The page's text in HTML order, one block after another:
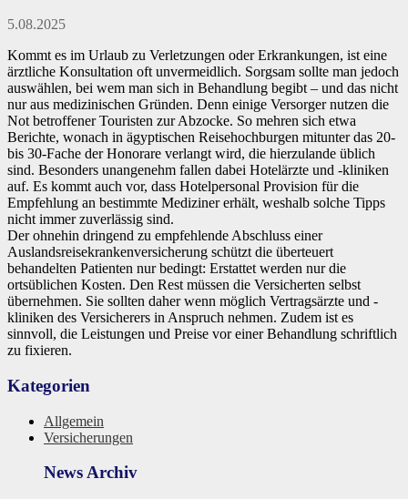
5.08.2025
Kommt es im Urlaub zu Verletzungen oder Erkrankungen, ist eine
ärztliche Konsultation oft unvermeidlich. Sorgsam sollte man jedoch
auswählen, bei wem man sich in Behandlung begibt – und das nicht
nur aus medizinischen Gründen. Denn einige Versorger nutzen die
Not betroffener Touristen zur Abzocke. So mehren sich etwa
Berichte, wonach in ägyptischen Reisehochburgen mitunter das 20-
bis 30-Fache der Honorare verlangt wird, die hierzulande üblich
sind. Besonders unangenehm fallen dabei Hotelärzte und -kliniken
auf. Es kommt auch vor, dass Hotelpersonal Provision für die
Empfehlung an bestimmte Mediziner erhält, weshalb solche Tipps
nicht immer zuverlässig sind.
Der ohnehin dringend zu empfehlende Abschluss einer
Auslandsreisekrankenversicherung schützt die überteuert
behandelten Patienten nur bedingt: Erstattet werden nur die
ortsüblichen Kosten. Den Rest müssen die Versicherten selbst
übernehmen. Sie sollten daher wenn möglich Vertragsärzte und -
kliniken des Versicherers in Anspruch nehmen. Zudem ist es
sinnvoll, die Leistungen und Preise vor einer Behandlung schriftlich
zu fixieren.
Kategorien
Allgemein
Versicherungen
News Archiv